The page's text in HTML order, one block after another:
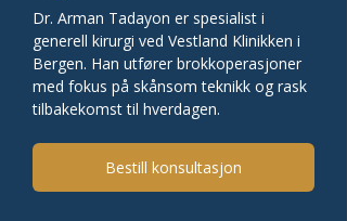
Dr. Arman Tadayon er spesialist i
generell kirurgi ved Vestland Klinikken i
Bergen. Han utfører brokkoperasjoner
med fokus på skånsom teknikk og rask
tilbakekomst til hverdagen.
Bestill konsultasjon